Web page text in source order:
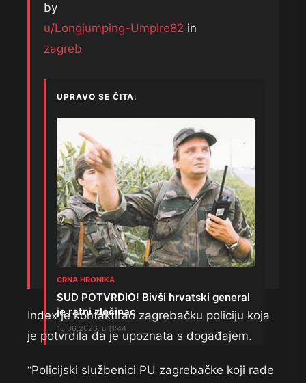
by
u/Longjumping-Umpire82 in
zagreb
UPRAVO SE ČITA:
CRNA HRONIKA
SUD POTVRDIO! Bivši hrvatski general
je ratni zločinac
10.06.2026. u 11:44
Index je kontaktirao zagrebačku policiju koja
je potvrdila da je upoznata s događajem.
“Policijski službenici PU zagrebačke koji rade